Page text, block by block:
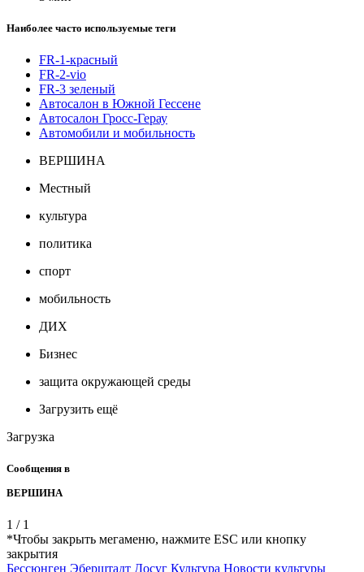
Наиболее часто используемые теги
FR-1-красный
FR-2-vio
FR-3 зеленый
Автосалон в Южной Гессене
Автосалон Гросс-Герау
Автомобили и мобильность
ВЕРШИНА
Местный
культура
политика
спорт
мобильность
ДИХ
Бизнес
защита окружающей среды
Загрузить ещё
Загрузка
Сообщения в
ВЕРШИНА
1 / 1
*Чтобы закрыть мегаменю, нажмите ESC или кнопку
закрытия
Бессюнген Эберштадт Досуг Культура Новости культуры